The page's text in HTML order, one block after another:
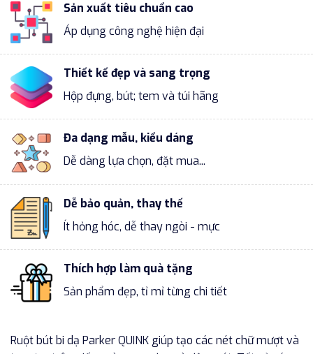
Sản xuất tiêu chuẩn cao
Áp dụng công nghệ hiện đại
Thiết kế đẹp và sang trọng
Hộp đựng, bút; tem và túi hãng
Đa dạng mẫu, kiểu dáng
Dễ dàng lựa chọn, đặt mua...
Dễ bảo quản, thay thế
Ít hỏng hóc, dễ thay ngòi - mực
Thích hợp làm quà tặng
Sản phẩm đẹp, tỉ mỉ từng chi tiết
Ruột bút bi dạ Parker QUINK giúp tạo các nét chữ mượt và